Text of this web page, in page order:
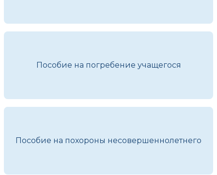
Пособие на погребение учащегося
Пособие на похороны несовершеннолетнего